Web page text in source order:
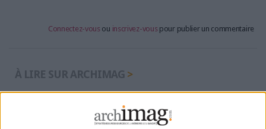
Connectez-vous ou inscrivez-vous pour publier un commentaire
À LIRE SUR ARCHIMAG
freiner l’expérimentation